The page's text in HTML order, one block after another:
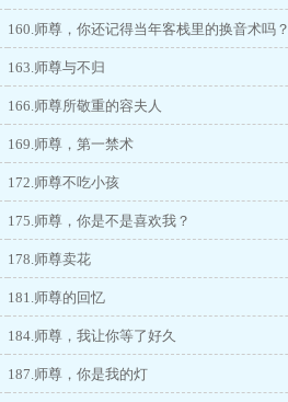
160.师尊，你还记得当年客栈里的换音术吗？
163.师尊与不归
166.师尊所敬重的容夫人
169.师尊，第一禁术
172.师尊不吃小孩
175.师尊，你是不是喜欢我？
178.师尊卖花
181.师尊的回忆
184.师尊，我让你等了好久
187.师尊，你是我的灯